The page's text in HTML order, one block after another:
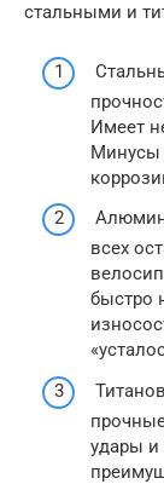
стальными и
Имеет
Минусы
всех
быстро
удары